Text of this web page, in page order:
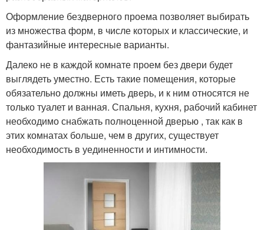
Оформление бездверного проема позволяет выбирать
из множества форм, в числе которых и классические, и
фантазийные интересные варианты.
Далеко не в каждой комнате проем без двери будет
выглядеть уместно. Есть такие помещения, которые
обязательно должны иметь дверь, и к ним относятся не
только туалет и ванная. Спальня, кухня, рабочий кабинет
необходимо снабжать полноценной дверью , так как в
этих комнатах больше, чем в других, существует
необходимость в уединенности и интимности.